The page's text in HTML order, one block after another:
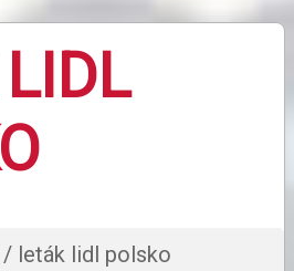
/ leták lidl polsko